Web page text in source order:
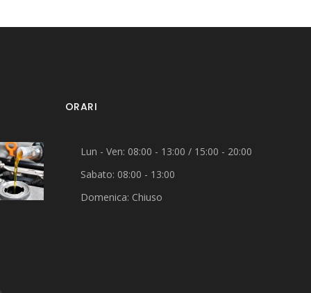
ORARI
Lun - Ven: 08:00 - 13:00 / 15:00 - 20:00
Sabato: 08:00 - 13:00
Domenica: Chiuso